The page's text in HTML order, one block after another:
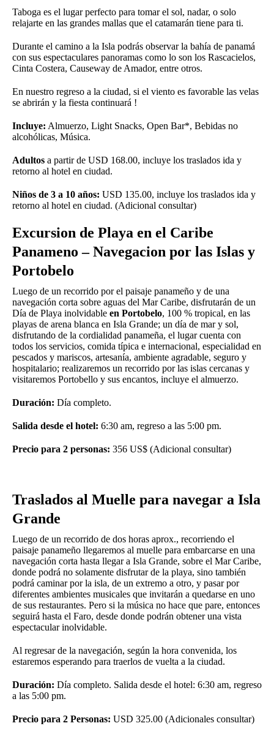
Taboga es el lugar perfecto para tomar el sol, nadar, o solo
relajarte en las grandes mallas que el catamarán tiene para ti.
Durante el camino a la Isla podrás observar la bahía de panamá
con sus espectaculares panoramas como lo son los Rascacielos,
Cinta Costera, Causeway de Amador, entre otros.
En nuestro regreso a la ciudad, si el viento es favorable las velas
se abrirán y la fiesta continuará !
Incluye: Almuerzo, Light Snacks, Open Bar*, Bebidas no
alcohólicas, Música.
Adultos a partir de USD 168.00, incluye los traslados ida y
retorno al hotel en ciudad.
Niños de 3 a 10 años: USD 135.00, incluye los traslados ida y
retorno al hotel en ciudad. (Adicional consultar)
Excursion de Playa en el Caribe
Panameno – Navegacion por las Islas y
Portobelo
Luego de un recorrido por el paisaje panameño y de una
navegación corta sobre aguas del Mar Caribe, disfrutarán de un
Día de Playa inolvidable en Portobelo, 100 % tropical, en las
playas de arena blanca en Isla Grande; un día de mar y sol,
disfrutando de la cordialidad panameña, el lugar cuenta con
todos los servicios, comida típica e internacional, especialidad en
pescados y mariscos, artesanía, ambiente agradable, seguro y
hospitalario; realizaremos un recorrido por las islas cercanas y
visitaremos Portobello y sus encantos, incluye el almuerzo.
Duración: Día completo.
Salida desde el hotel: 6:30 am, regreso a las 5:00 pm.
Precio para 2 personas: 356 US$ (Adicional consultar)
Traslados al Muelle para navegar a Isla
Grande
Luego de un recorrido de dos horas aprox., recorriendo el
paisaje panameño llegaremos al muelle para embarcarse en una
navegación corta hasta llegar a Isla Grande, sobre el Mar Caribe,
donde podrá no solamente disfrutar de la playa, sino también
podrá caminar por la isla, de un extremo a otro, y pasar por
diferentes ambientes musicales que invitarán a quedarse en uno
de sus restaurantes. Pero si la música no hace que pare, entonces
seguirá hasta el Faro, desde donde podrán obtener una vista
espectacular inolvidable.
Al regresar de la navegación, según la hora convenida, los
estaremos esperando para traerlos de vuelta a la ciudad.
Duración: Día completo. Salida desde el hotel: 6:30 am, regreso
a las 5:00 pm.
Precio para 2 Personas: USD 325.00 (Adicionales consultar)